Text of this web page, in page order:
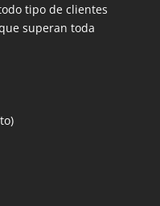
tipo de clientes
superan toda